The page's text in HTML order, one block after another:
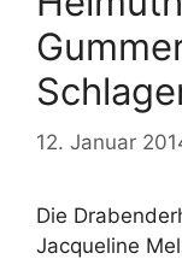
12. Januar
Die
Jacqueline